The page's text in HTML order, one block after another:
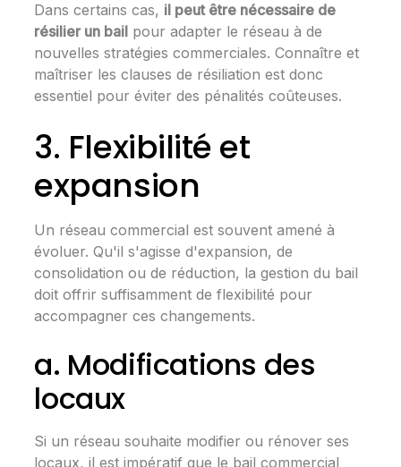
Dans certains cas, il peut être nécessaire de
résilier un bail pour adapter le réseau à de
nouvelles stratégies commerciales. Connaître et
maîtriser les clauses de résiliation est donc
essentiel pour éviter des pénalités coûteuses.
3. Flexibilité et
expansion
Un réseau commercial est souvent amené à
évoluer. Qu'il s'agisse d'expansion, de
consolidation ou de réduction, la gestion du bail
doit offrir suffisamment de flexibilité pour
accompagner ces changements.
a. Modifications des
locaux
Si un réseau souhaite modifier ou rénover ses
locaux, il est impératif que le bail commercial